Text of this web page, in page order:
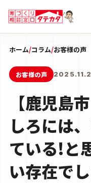
ホーム/コラム/お客様の声
お客様の声
【鹿児島
しろには
ている!と
い存在でし